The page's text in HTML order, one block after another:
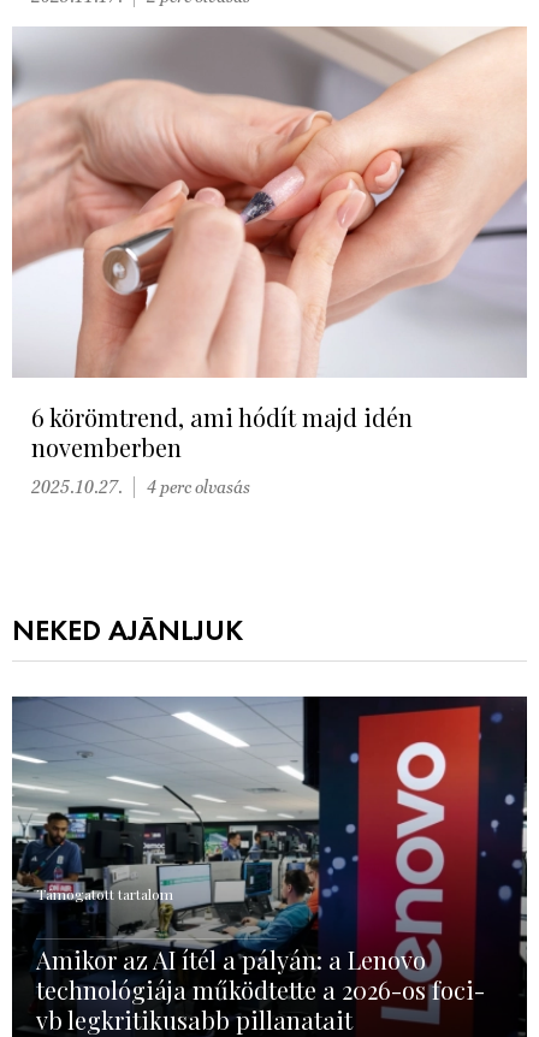
6 körömtrend, ami hódít majd idén
novemberben
2025.10.27. 4 perc olvasás
NEKED AJÁNLJUK
Támogatott tartalom
Amikor az AI ítél a pályán: a Lenovo
technológiája működtette a 2026-os foci-
vb legkritikusabb pillanatait